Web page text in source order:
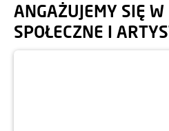
ANGAŻUJEMY SIĘ W
SPOŁECZNE I